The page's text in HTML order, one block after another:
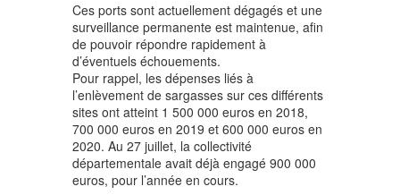
Ces ports sont actuellement dégagés et une
surveillance permanente est maintenue, afin
de pouvoir répondre rapidement à
d’éventuels échouements.
Pour rappel, les dépenses liés à
l’enlèvement de sargasses sur ces différents
sites ont atteint 1 500 000 euros en 2018,
700 000 euros en 2019 et 600 000 euros en
2020. Au 27 juillet, la collectivité
départementale avait déjà engagé 900 000
euros, pour l’année en cours.